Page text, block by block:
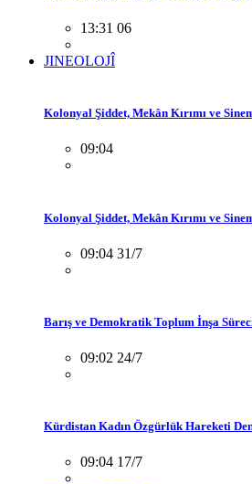
13:31 06
JINEOLOJÎ
Kolonyal Şiddet, Mekân Kırımı ve
09:04
Kolonyal Şiddet, Mekân Kırımı ve
09:04 31/7
Barış ve Demokratik Toplum İnşa
09:02 24/7
Kürdistan Kadın Özgürlük Hareketi
09:04 17/7